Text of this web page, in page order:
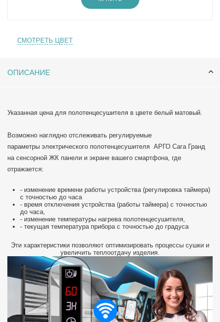
СМОТРЕТЬ ЦВЕТ
ОПИСАНИЕ
Указанная цена для полотенцесушителя в цвете белый матовый.
Возможно наглядно отслеживать регулируемые
параметры электрического полотенцесушителя АРГО Сага Гранд
на сенсорной ЖК панели и экране вашего смартфона, где
отражается:
- изменение времени работы устройства (регулировка таймера)
с точностью до часа
- время отключения устройства (работы таймера) с точностью
до часа,
- изменение температуры нагрева полотенцесушителя,
- текущая температура прибора с точностью до градуса
Эти характеристики позволяют оптимизировать процессы сушки и
увеличить теплоотдачу изделия.